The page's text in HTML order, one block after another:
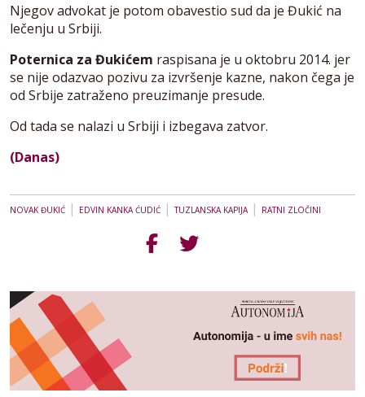
Njegov advokat je potom obavestio sud da je Đukić na
lečenju u Srbiji.
Poternica za Đukićem raspisana je u oktobru 2014. jer
se nije odazvao pozivu za izvršenje kazne, nakon čega je
od Srbije zatraženo preuzimanje presude.
Od tada se nalazi u Srbiji i izbegava zatvor.
(Danas)
NOVAK ĐUKIĆ | EDVIN KANKA ĆUDIĆ |TUZLANSKA KAPIJA| RATNI ZLOČINI